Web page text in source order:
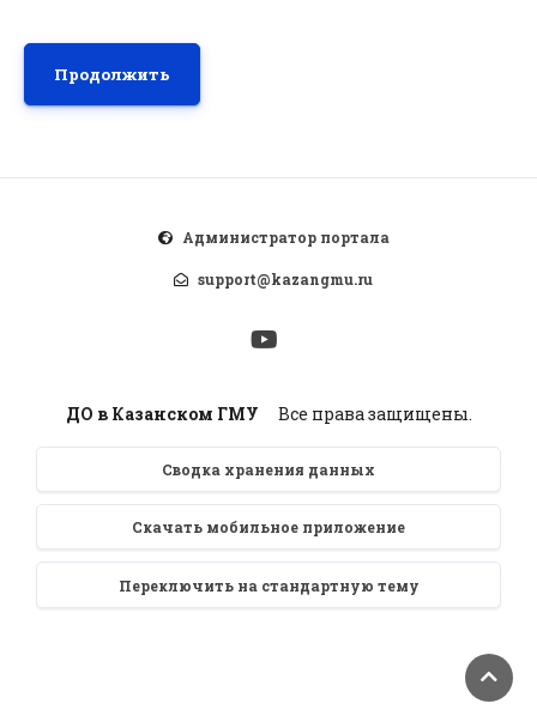
Продолжить
Администратор портала
support@kazangmu.ru
ДО в Казанском ГМУ Все права защищены.
Сводка хранения данных
Скачать мобильное приложение
Переключить на стандартную тему